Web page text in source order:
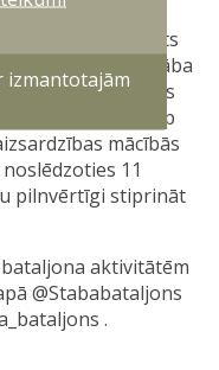
turpinās valsts
spēku Štāba
zināšanas
līmenī, tostarp
mācībās
11
pilnvērtīgi stiprināt
aktivitātēm
@Stababataljons
.
izmantotajām